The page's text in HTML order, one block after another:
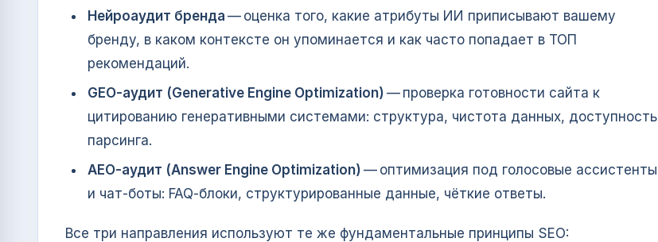
Нейроаудит бренда — оценка того, какие атрибуты ИИ приписывают вашему
бренду, в каком контексте он упоминается и как часто попадает в ТОП
рекомендаций.
GEO‑аудит (Generative Engine Optimization) — проверка готовности сайта к
цитированию генеративными системами: структура, чистота данных, доступность
парсинга.
AEO‑аудит (Answer Engine Optimization) — оптимизация под голосовые ассистенты
и чат‑боты: FAQ‑блоки, структурированные данные, чёткие ответы.
Все три направления используют те же фундаментальные принципы SEO: